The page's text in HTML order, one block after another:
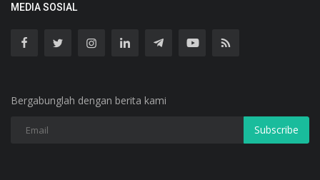
MEDIA SOSIAL
Bergabunglah dengan berita kami
Subscribe